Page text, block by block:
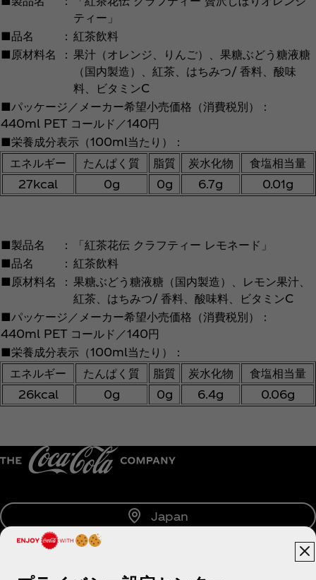
ティー」
■品名
： 紅茶飲料
■原材料名
： 果汁（オレンジ、りんご）、果糖ぶどう糖液糖
（国内製造）、紅茶、はちみつ/ 香料、酸味
料、ビタミンC
■パッケージ／メーカー希望小売価格（消費税別）：
440ml PET コールド／140円
■栄養成分表示（100ml当たり）：
エネルギー
たんぱく質 脂質 炭水化物
食塩相当量
27kcal
0g 0g 6.7g 0.01g
■製品名 ：
「紅茶花伝 クラフティー レモネード」
■品名
： 紅茶飲料
■原材料名
： 果糖ぶどう糖液糖（国内製造）、レモン果汁、
紅茶、はちみつ/ 香料、酸味料、ビタミンC
■パッケージ／メーカー希望小売価格（消費税別）：
440ml PET コールド／140円
■栄養成分表示（100ml当たり）：
エネルギー
たんぱく質 脂質 炭水化物
食塩相当量
26kcal
0g 0g 6.4g 0.06g
Japan